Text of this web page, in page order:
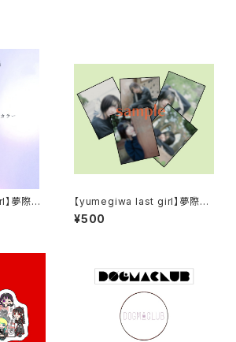
夢際リ
【yumegiwa last girl】夢際リ
サランダムトレーディングカード
¥500